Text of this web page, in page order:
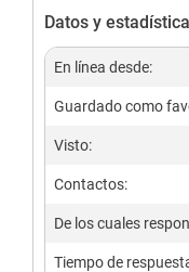
Datos y
En línea desde:
Guardado como
Visto:
Contactos:
De los cuales
Tiempo de